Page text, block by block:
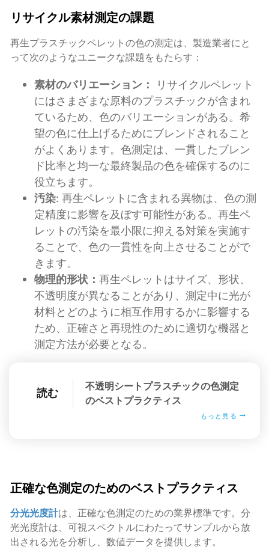
リサイクル素材測定の課題
再生プラスチックペレットの色の測定は、製造業者にと
って次のようなユニークな課題をもたらす：
素材のバリエーション：
リサイクルペレット
にはさまざまな原料のプラスチックが含まれ
ているため、色のバリエーションがある。希
望の色に仕上げるためにブレンドされること
がよくあります。色測定は、一貫したブレン
ド比率と均一な最終製品の色を確保するのに
役立ちます。
汚染: 再生ペレットに含まれる異物は、色の測
定精度に影響を及ぼす可能性がある。再生ペ
レットの汚染を最小限に抑える対策を実施す
ることで、色の一貫性を向上させることがで
きます。
物理的形状： 再生ペレットはサイズ、形状、
不透明度が異なることがあり、測定中に光が
材料とどのように相互作用するかに影響する
ため、正確さと再現性のために適切な機器と
測定方法が必要となる。
読む
不透明シートプラスチックの色測定
のベストプラクティス
もっと見る
正確な色測定のためのベストプラクティス
分光光度計は、正確な色測定のための業界標準です。分
光光度計は、可視スペクトルにわたってサンプルから放
出される光を分析し、数値データを提供します。